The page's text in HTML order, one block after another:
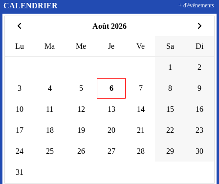
CALENDRIER
Août 2026
Lu Ma Me Je Ve Sa Di
1 2
3 4 5 6 7 8 9
10 11 12 13 14 15 16
17 18 19 20 21 22 23
24 25 26 27 28 29 30
31
+ d'évènements